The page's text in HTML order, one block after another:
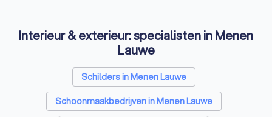
Interieur & exterieur: specialisten in Menen
Lauwe
Schilders in Menen Lauwe
Schoonmaakbedrijven in Menen Lauwe